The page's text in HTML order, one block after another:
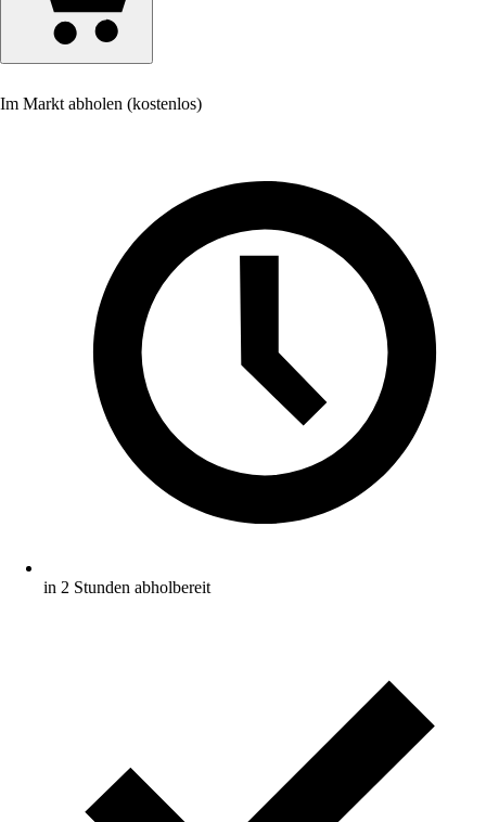
Im Markt abholen (kostenlos)
in 2 Stunden abholbereit